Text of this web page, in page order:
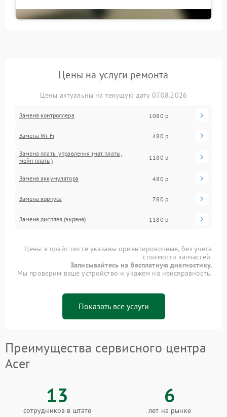
Цены на услуги ремонта
Цены актуальны на текущую дату 07.08.2026
Замена контроллера 1080 р
Замена Wi-Fi 480 р
Замена платы управления (мат.платы,
мейн платы)
1180 р
Замена аккумулятора 480 р
Замена корпуса 780 р
Замена дисплея (экрана) 1180 р
Цены в прайс-листе указаны ориентировочные, без учета
стоимости запчастей.
Записывайтесь на бесплатную диагностику.
Мы проверим ваше устройство и укажем на неисправность.
Показать все услуги
Преимущества сервисного центра
Acer
13
сотрудников в штате
6
лет на рынке